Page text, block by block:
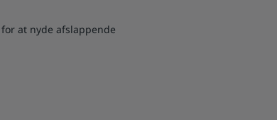
at nyde afslappende